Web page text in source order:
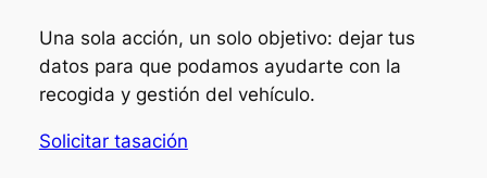
Una sola acción, un solo objetivo: dejar tus
datos para que podamos ayudarte con la
recogida y gestión del vehículo.
Solicitar tasación